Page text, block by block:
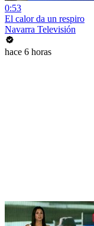
0:53
El calor da un respiro
Navarra Televisión
hace 6 horas